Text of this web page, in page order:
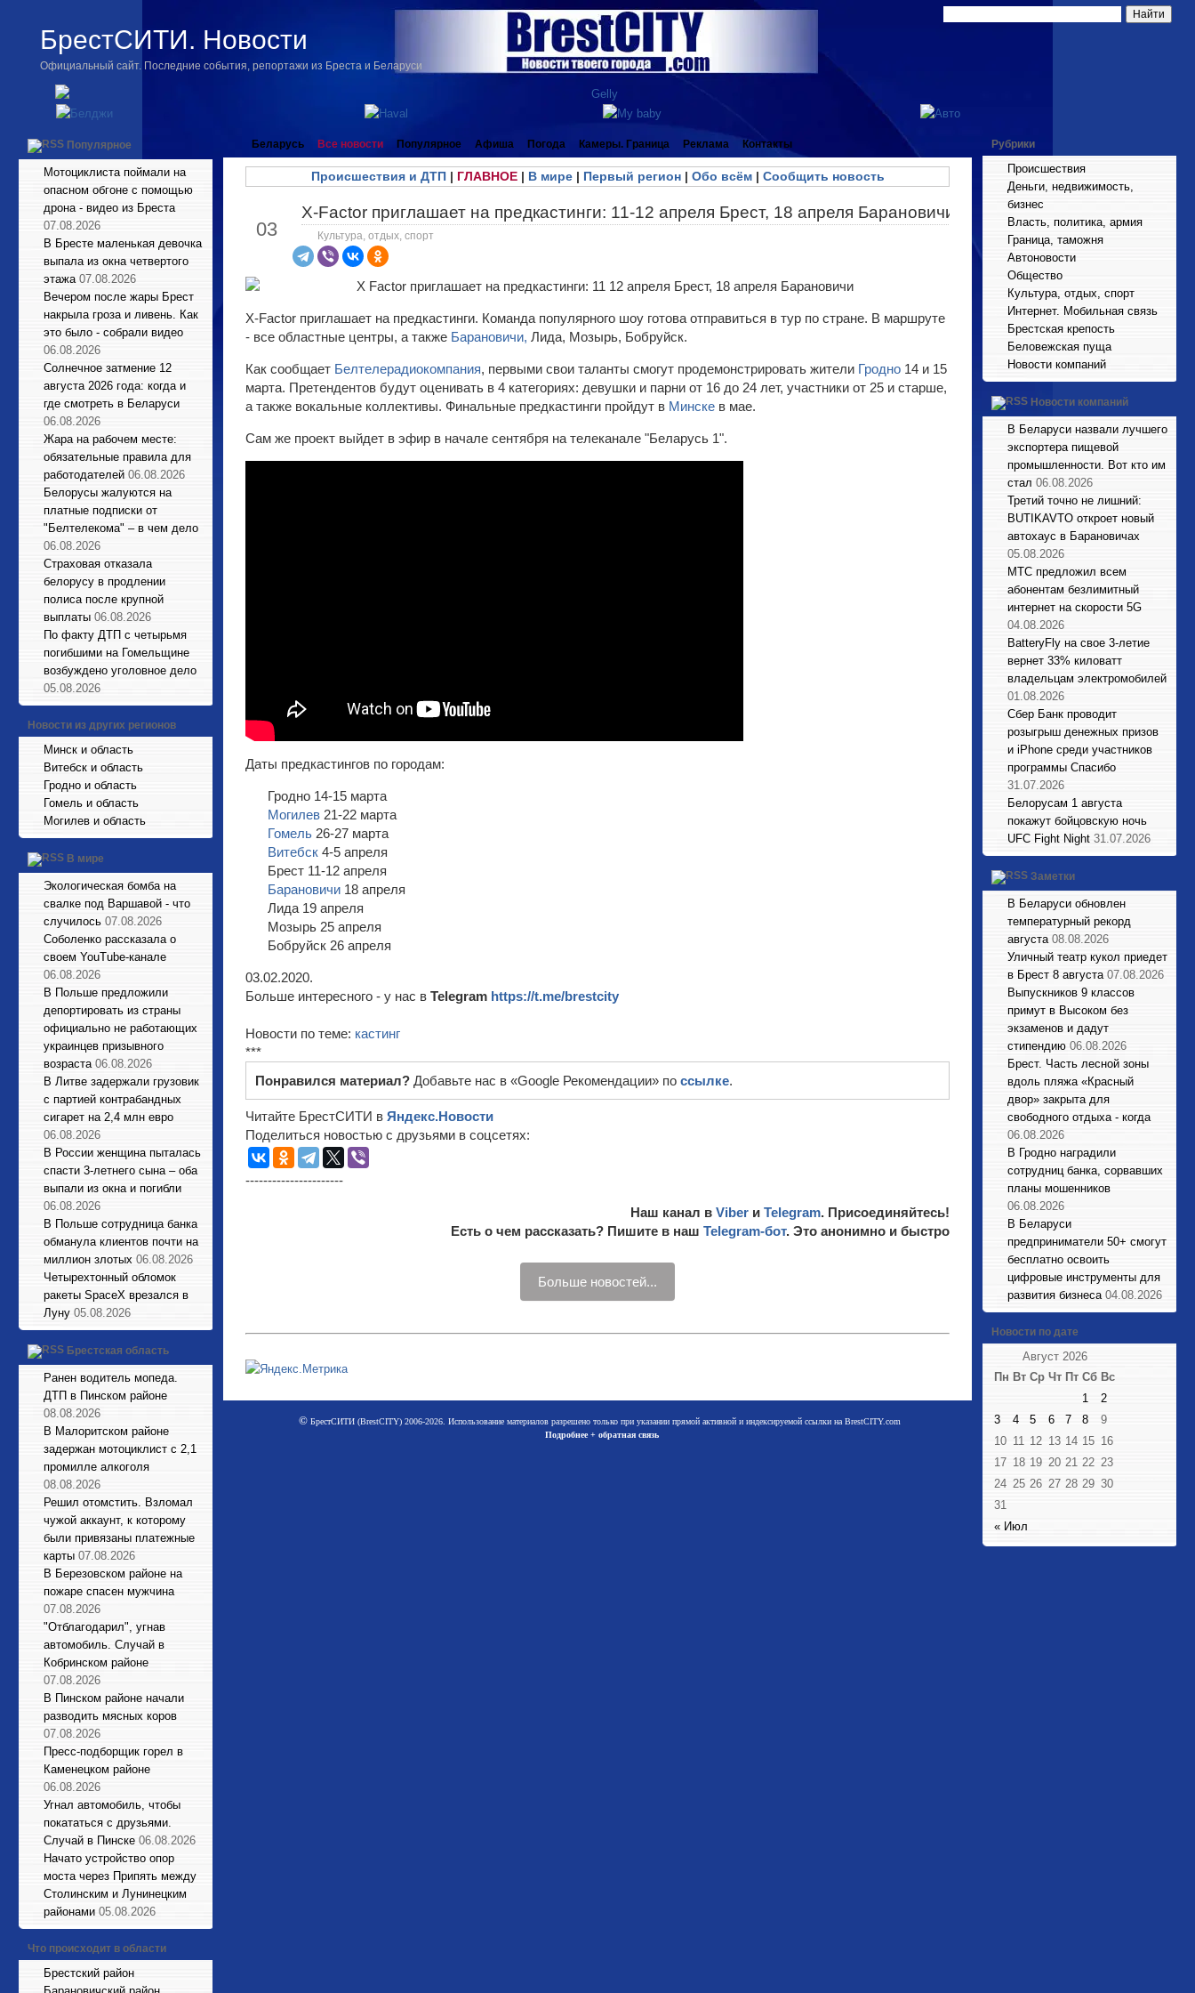
БрестСИТИ. Новости
Официальный сайт. Последние события, репортажи из Бреста и Беларуси
Популярное
Мотоциклиста поймали на
опасном обгоне с помощью
дрона - видео из Бреста
07.08.2026
В Бресте маленькая девочка
выпала из окна четвертого
этажа 07.08.2026
Вечером после жары Брест
накрыла гроза и ливень. Как
это было - собрали видео
06.08.2026
Солнечное затмение 12
августа 2026 года: когда и
где смотреть в Беларуси
06.08.2026
Жара на рабочем месте:
обязательные правила для
работодателей 06.08.2026
Белорусы жалуются на
платные подписки от
"Белтелекома" – в чем дело
06.08.2026
Страховая отказала
белорусу в продлении
полиса после крупной
выплаты 06.08.2026
По факту ДТП с четырьмя
погибшими на Гомельщине
возбуждено уголовное дело
05.08.2026
Новости из других регионов
Минск и область
Витебск и область
Гродно и область
Гомель и область
Могилев и область
В мире
Экологическая бомба на
свалке под Варшавой - что
случилось 07.08.2026
Соболенко рассказала о
своем YouTube-канале
06.08.2026
В Польше предложили
депортировать из страны
официально не работающих
украинцев призывного
возраста 06.08.2026
В Литве задержали грузовик
с партией контрабандных
сигарет на 2,4 млн евро
06.08.2026
В России женщина пыталась
спасти 3-летнего сына – оба
выпали из окна и погибли
06.08.2026
В Польше сотрудница банка
обманула клиентов почти на
миллион злотых 06.08.2026
Четырехтонный обломок
ракеты SpaceX врезался в
Луну 05.08.2026
Брестская область
Ранен водитель мопеда.
ДТП в Пинском районе
08.08.2026
В Малоритском районе
задержан мотоциклист с 2,1
промилле алкоголя
08.08.2026
Решил отомстить. Взломал
чужой аккаунт, к которому
были привязаны платежные
карты 07.08.2026
В Березовском районе на
пожаре спасен мужчина
07.08.2026
"Отблагодарил", угнав
автомобиль. Случай в
Кобринском районе
07.08.2026
В Пинском районе начали
разводить мясных коров
07.08.2026
Пресс-подборщик горел в
Каменецком районе
06.08.2026
Угнал автомобиль, чтобы
покататься с друзьями.
Случай в Пинске 06.08.2026
Начато устройство опор
моста через Припять между
Столинским и Лунинецким
районами 05.08.2026
Что происходит в области
Брестский район
Беларусь Все новости Популярное Афиша Погода Камеры. Граница Реклама Контакты
Происшествия и ДТП| ГЛАВНОЕ| В мире| Первый регион| Обо всём| Сообщить новость
03
X-Factor приглашает на предкастинги: 11-12 апреля Брест, 18 апреля Барановичи
Культура, отдых, спорт
X-Factor приглашает на предкастинги. Команда популярного шоу готова отправиться в тур по стране. В маршруте
- все областные центры, а также Барановичи, Лида, Мозырь, Бобруйск.
Как сообщает Белтелерадиокомпания, первыми свои таланты смогут продемонстрировать жители Гродно 14 и 15
марта. Претендентов будут оценивать в 4 категориях: девушки и парни от 16 до 24 лет, участники от 25 и старше,
а также вокальные коллективы. Финальные предкастинги пройдут в Минске в мае.
Сам же проект выйдет в эфир в начале сентября на телеканале "Беларусь 1".
Даты предкастингов по городам:
Гродно 14-15 марта
Могилев 21-22 марта
Гомель 26-27 марта
Витебск 4-5 апреля
Брест 11-12 апреля
Барановичи 18 апреля
Лида 19 апреля
Мозырь 25 апреля
Бобруйск 26 апреля
03.02.2020.
Больше интересного - у нас в Telegram https://t.me/brestcity
Новости по теме: кастинг
***
Понравился материал? Добавьте нас в «Google Рекомендации» по ссылке.
Читайте БрестСИТИ в Яндекс.Новости
Поделиться новостью с друзьями в соцсетях:
----------------------
Наш канал в Viber и Telegram. Присоединяйтесь!
Есть о чем рассказать? Пишите в наш Telegram-бот. Это анонимно и быстро
Больше новостей...
©БрестСИТИ (BrestCITY) 2006-2026. Использование материалов разрешено только при указании прямой активной и индексируемой ссылки на BrestCITY.com
Подробнее + обратная связь
Рубрики
Происшествия
Деньги, недвижимость,
бизнес
Власть, политика, армия
Граница, таможня
Автоновости
Общество
Культура, отдых, спорт
Интернет. Мобильная связь
Брестская крепость
Беловежская пуща
Новости компаний
Новости компаний
В Беларуси назвали лучшего
экспортера пищевой
промышленности. Вот кто им
стал 06.08.2026
Третий точно не лишний:
BUTIKAVTO откроет новый
автохаус в Барановичах
05.08.2026
МТС предложил всем
абонентам безлимитный
интернет на скорости 5G
04.08.2026
BatteryFly на свое 3-летие
вернет 33% киловатт
владельцам электромобилей
01.08.2026
Сбер Банк проводит
розыгрыш денежных призов
и iPhone среди участников
программы Спасибо
31.07.2026
Белорусам 1 августа
покажут бойцовскую ночь
UFC Fight Night 31.07.2026
Заметки
В Беларуси обновлен
температурный рекорд
августа 08.08.2026
Уличный театр кукол приедет
в Брест 8 августа 07.08.2026
Выпускников 9 классов
примут в Высоком без
экзаменов и дадут
стипендию 06.08.2026
Брест. Часть лесной зоны
вдоль пляжа «Красный
двор» закрыта для
свободного отдыха - когда
06.08.2026
В Гродно наградили
сотрудниц банка, сорвавших
планы мошенников
06.08.2026
В Беларуси
предприниматели 50+ смогут
бесплатно освоить
цифровые инструменты для
развития бизнеса 04.08.2026
Новости по дате
Август 2026
Пн Вт Ср Чт Пт Сб Вс
« Июл
1
2
3
4 5 6 7 8
9
10 11 12 13 14 15 16
17 18 19 20 21 22 23
24 25 26 27 28 29 30
31